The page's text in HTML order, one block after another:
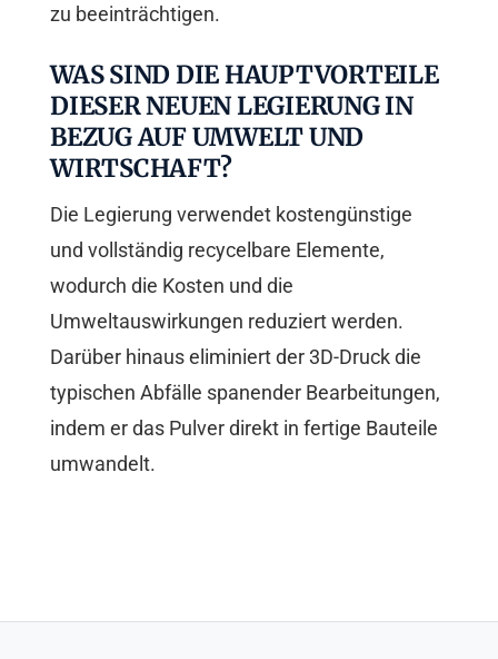
zu beeinträchtigen.
WAS SIND DIE HAUPTVORTEILE
DIESER NEUEN LEGIERUNG IN
BEZUG AUF UMWELT UND
WIRTSCHAFT?
Die Legierung verwendet kostengünstige
und vollständig recycelbare Elemente,
wodurch die Kosten und die
Umweltauswirkungen reduziert werden.
Darüber hinaus eliminiert der 3D-Druck die
typischen Abfälle spanender Bearbeitungen,
indem er das Pulver direkt in fertige Bauteile
umwandelt.